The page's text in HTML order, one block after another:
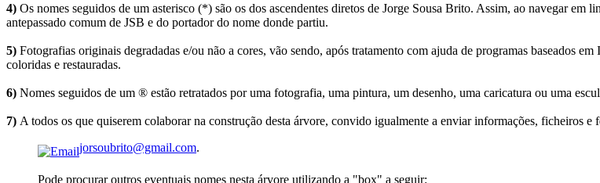
4) Os nomes seguidos de um asterisco (*) são os dos ascendentes diretos de Jorge Sousa Brito. Assim, ao navegar em
antepassado comum de JSB e do portador do nome donde partiu.
5) Fotografias originais degradadas e/ou não a cores, vão sendo, após tratamento com ajuda de programas baseados
coloridas e restauradas.
6) Nomes seguidos de um ® estão retratados por uma fotografia, uma pintura, um desenho, uma caricatura ou uma
7) A todos os que quiserem colaborar na construção desta árvore, convido igualmente a enviar informações, ficheiros e
jorsoubrito@gmail.com.
Pode procurar outros eventuais nomes nesta árvore utilizando a "box" a seguir: